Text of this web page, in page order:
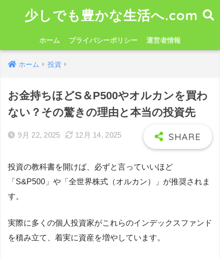
少しでも豊かな生活へ.com
ホーム プライバシーポリシー 運営者情報
ホーム 投資
お金持ちほどS＆P500やオルカンを買わ
ない？その驚きの理由と本当の投資先
9月 22, 2025 12月 14, 2025
投資の教科書を開けば、必ずと言っていいほど
「S&P500」や「全世界株式（オルカン）」が推奨されま
す。
実際に多くの個人投資家がこれらのインデックスファンド
を積み立て、着実に資産を増やしています。